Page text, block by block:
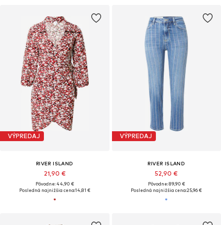
VÝPREDAJ
RIVER ISLAND
21,90 €
Pôvodne: 44,90 €
Posledná najnižšia cena:14,81 €
VÝPREDAJ
RIVER ISLAND
52,90 €
Pôvodne: 89,90 €
Posledná najnižšia cena:25,96 €